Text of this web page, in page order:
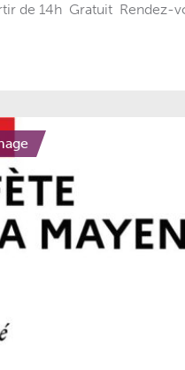
de 14h Gratuit Rendez-